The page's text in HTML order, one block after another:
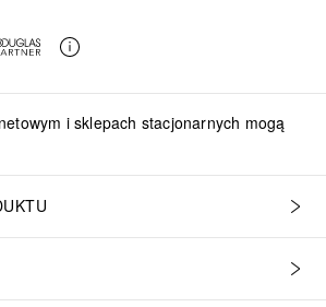
i sklepach stacjonarnych mogą